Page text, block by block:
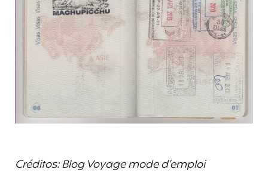
Créditos: Blog Voyage mode d’emploi